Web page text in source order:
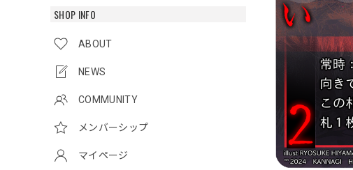
SHOP INFO
ABOUT
NEWS
COMMUNITY
メンバーシップ
マイページ